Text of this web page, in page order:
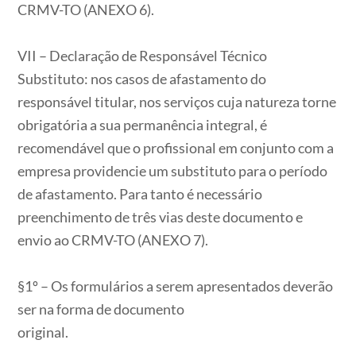
CRMV-TO (ANEXO 6).
VII – Declaração de Responsável Técnico
Substituto: nos casos de afastamento do
responsável titular, nos serviços cuja natureza torne
obrigatória a sua permanência integral, é
recomendável que o profissional em conjunto com a
empresa providencie um substituto para o período
de afastamento. Para tanto é necessário
preenchimento de três vias deste documento e
envio ao CRMV-TO (ANEXO 7).
§1º – Os formulários a serem apresentados deverão
ser na forma de documento
original.